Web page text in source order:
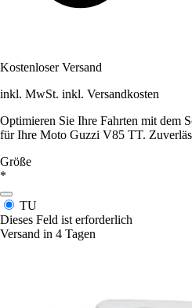
Kostenloser Versand
inkl. MwSt. inkl. Versandkosten
Optimieren Sie Ihre Fahrten mit dem
für Ihre Moto Guzzi V85 TT.
Größe
*
TU
Dieses Feld ist erforderlich
Versand in 4 Tagen